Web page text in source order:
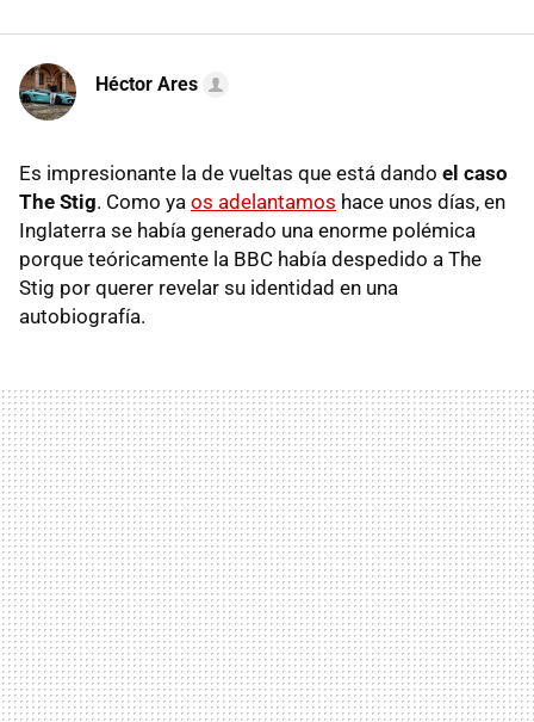
Héctor Ares
Es impresionante la de vueltas que está dando el caso
The Stig. Como ya os adelantamos hace unos días, en
Inglaterra se había generado una enorme polémica
porque teóricamente la BBC había despedido a The
Stig por querer revelar su identidad en una
autobiografía.